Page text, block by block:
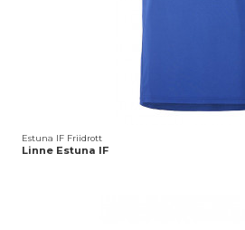
Estuna IF Friidrott
Linne Estuna IF